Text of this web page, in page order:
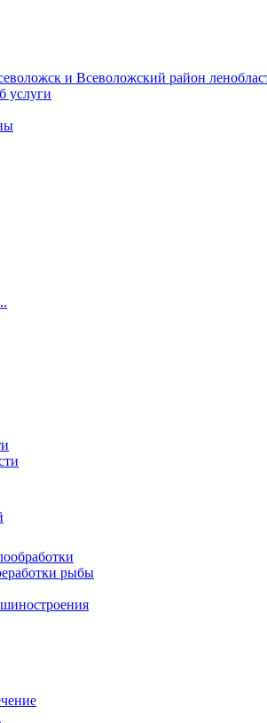
и Всеволожский район
услуги
рыбы